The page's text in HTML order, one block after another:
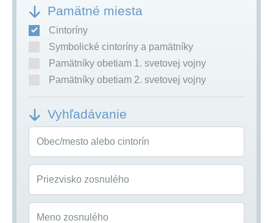
Pamätné miesta
Cintoríny
Symbolické cintoríny a pamätníky
Pamätníky obetiam 1. svetovej vojny
Pamätníky obetiam 2. svetovej vojny
Vyhľadávanie
Obec/mesto alebo cintorín
Priezvisko zosnulého
Meno zosnulého